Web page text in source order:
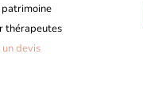
thérapeutes
devis